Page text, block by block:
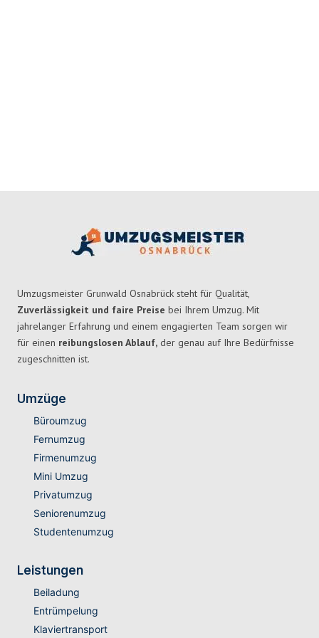
Umzugsmeister Grunwald Osnabrück steht für Qualität,
Zuverlässigkeit und faire Preise bei Ihrem Umzug. Mit
jahrelanger Erfahrung und einem engagierten Team sorgen wir
für einen reibungslosen Ablauf, der genau auf Ihre Bedürfnisse
zugeschnitten ist.
Umzüge
Büroumzug
Fernumzug
Firmenumzug
Mini Umzug
Privatumzug
Seniorenumzug
Studentenumzug
Leistungen
Beiladung
Entrümpelung
Klaviertransport